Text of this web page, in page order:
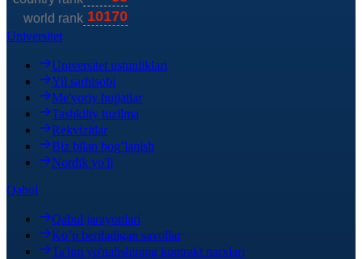
Universitet
Universitet ustunliklari
Yil sarhisobi
Me'yoriy hujjatlar
Tashkiliy tuzilma
Rekvizitlar
Biz bilan bog’lanish
Nordik yo'li
Qabul
Qabul jarayonlari
Ko’p beriladigan savollar
Ta'lim yo'nalishining kontrakt narxlari